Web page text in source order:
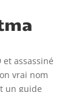
assassiné
vrai nom
un guide